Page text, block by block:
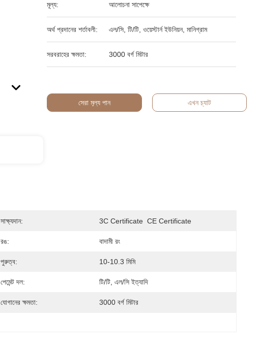
মূল্য: আলোচনা সাপেক্ষে
অর্থ প্রদানের শর্তাবলী: এল/সি, টি/টি, ওয়েস্টার্ন ইউনিয়ন, মানিগ্রাম
সরবরাহের ক্ষমতা: 3000 বর্গ মিটার
সেরা মূল্য পান এখন চ্যাট
সাক্ষ্যদান: 3C Certificate  CE Certificate
রঙ: বাদামী রং
পুরুত্ব: 10-10.3 মিমি
পেমেন্ট দল: টি/টি, এল/সি ইত্যাদি
যোগানের ক্ষমতা: 3000 বর্গ মিটার